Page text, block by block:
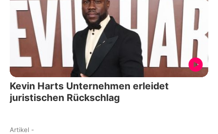
Kevin Harts Unternehmen erleidet
juristischen Rückschlag
Artikel -